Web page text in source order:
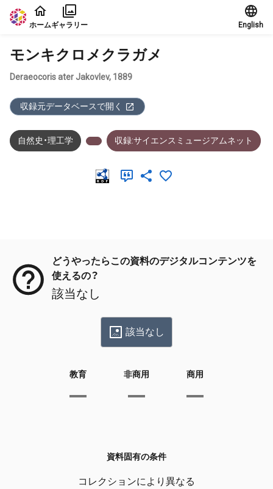
本文に飛ぶ
ホームギャラリー English
モンキクロメクラガメ
Deraeocoris ater Jakovlev, 1889
収録元データベースで開く
自然史・理工学 収録:サイエンスミュージアムネット
どうやったらこの資料のデジタルコンテンツを
使えるの？
該当なし
該当なし
教育 非商用 商用
資料固有の条件
コレクションにより異なる